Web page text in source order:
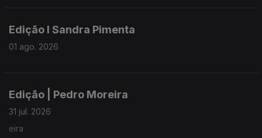
Edição I Sandra Pimenta
01 ago. 2026
Edição | Pedro Moreira
31 jul. 2026
eira